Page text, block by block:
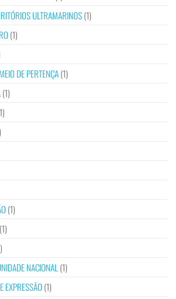
ULTRAMARINOS(1)
(1)
DE PERTENÇA(1)
(1)
(1)
(1)
NACIONAL (1)
EXPRESSÃO (1)